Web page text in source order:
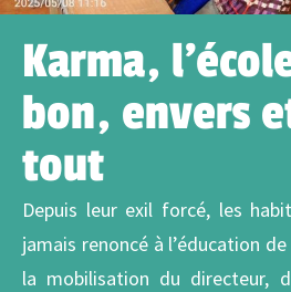
Karma,
bon, envers
tout
Depuis leur exil forcé, les
jamais renoncé à l’éducation
la mobilisation du directeur,